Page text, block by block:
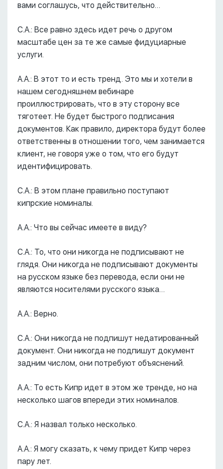
вами соглашусь, что действительно…
С.А.: Все равно здесь идет речь о другом
масштабе цен за те же самые фидуциарные
услуги.
А.А.: В этот то и есть тренд. Это мы и хотели в
нашем сегодняшнем вебинаре
проиллюстрировать, что в эту сторону все
тяготеет. Не будет быстрого подписания
документов. Как правило, директора будут более
ответственны в отношении того, чем занимается
клиент, не говоря уже о том, что его будут
идентифицировать.
С.А.: В этом плане правильно поступают
кипрские номиналы.
А.А.: Что вы сейчас имеете в виду?
С.А.: То, что они никогда не подписывают не
глядя. Они никогда не подписывают документы
на русском языке без перевода, если они не
являются носителями русского языка…
А.А.: Верно.
С.А.: Они никогда не подпишут недатированный
документ. Они никогда не подпишут документ
задним числом, они потребуют объяснений.
А.А.: То есть Кипр идет в этом же тренде, но на
несколько шагов впереди этих номиналов.
С.А.: Я назвал только несколько.
А.А.: Я могу сказать, к чему придет Кипр через
пару лет.